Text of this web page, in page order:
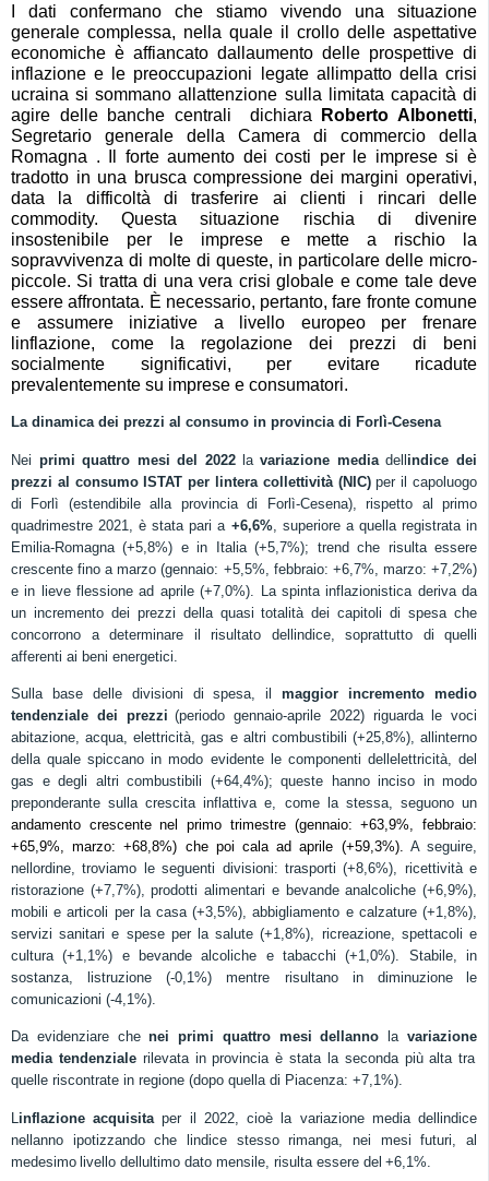
I dati confermano che stiamo vivendo una situazione
general e complessa, nella quale il crollo delle aspettative
economiche è affiancato dal laumento de lle prospettive di
inflazionee le preoccupazioni legate allimpatto della crisi
ucraina si sommano allattenzione sulla limitata capacità di
agire delle banche centrali
dichiara Roberto Albonetti,
Segretario generale della Camera di commercio della
Romagna  .
l forte aumento dei costi per le imprese si è
tradotto in una brusca compressione dei margini operativi,
data la difficoltà di trasferire ai clienti i rincari delle
commodity.Questa situazione rischia di divenire
insostenibile per le imprese e mette a rischio la
sopravvivenza di molte di queste, in particolare delle micro-
piccole. Si tratta di una vera crisi globale e come tale deve
essere affrontata. È necessario, pertanto, fare fronte comune
e assumere iniziative a livello europeo per frenare
linflazione, come la regolazione dei prezzi di beni
socialmente significativi, per evitare ricadute
prevalentemente su imprese e consumatori.
La dinamica dei prezzi al consumo in provincia di Forlì-Cesena
Nei primi quattro mesi del 2022 lavariazione mediadellindice dei
prezzi al consumo ISTAT per lintera collettività (NIC)per il capoluogo
di Forlì (estendibile alla provincia di Forlì-Cesena),rispetto al primo
quadrimestre 2021
, è stata pari a +6,6%, superiore a quella registratain
Emilia-Romagna(+5,8%) e in Italia (+5,7%); trendche risultaessere
crescente fino a marzo (gennaio: +5,5%, febbraio: +6,7%, marzo:+7,2%)
ein lieve flessione ad aprile (+7,0%) La spintainflazionistica deriva da
un incrementodei prezzi della quasi totalitàdei capitoli di spesa che
concorrono a determinare il risultato dellindice, soprattutto di quelli
afferenti ai beni energetici.
Sulla base delle divisioni di spesa, ilmaggior incrementomedio
tendenziale dei prezzi (periodo gennaio-aprile 2022) riguarda le voci
abitazione, acqua, elettricità, gas e altri combustibili (+25,8%), allinterno
della qualespiccano in modo evidente le componenti dellelettricità, del
gas e degli altri combustibili (+64,4%); queste hanno inciso in modo
preponderante sulla crescita inflattiva e, come la stessa, seguono un
andamento crescente nel primo trimestre (gennaio: +63,9%, febbraio:
+65,9%, marzo:+68,8%) chepoi calaad aprile (+59,3%).
A seguire,
nellordine, troviamo le seguenti divisioni:  trasporti (+8,6%), ricettività e
ristorazione (+7,7%), prodotti alimentari e bevande analcoliche (+6,9%),
mobili e articoli per la casa (+3,5%),abbigliamento e calzature (+1,8%),
servizi sanitari e spese per la salute (+1,8%), ricreazione, spettacoli e
cultura (+1,1%) e  bevande alcoliche e tabacchi (+1,0%). Stabil e, in
sostanza, listruzione (-0,1%) mentre risultano in diminuzione
le
comunicazioni (-4,1 %).
Da evidenziare chenei primi quattro mesi dellanno lavariazione
media tendenzialerilevata in provincia è stata la seconda più alta tra
quelle riscontrate in regione (dopo quella di Piacenza: +7,1%).
L inflazione acquisitaper il 2022,cioè la variazione media dellindice
nellanno ipotizzando che lindice stesso rimanga, nei mesifuturi ,al
medesimo livello dellultimo dato mensile, risulta essere del +6,1%.